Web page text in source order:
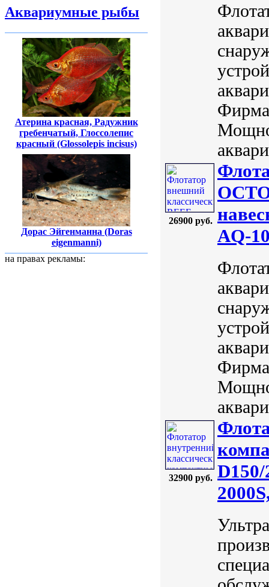
Аквариумные рыбы
Атерина красная, Радужник
гребенчатый, Глоссолепис
красный (Glossolepis incisus)
Дорас Эйгенманна (Doras
eigenmanni)
на правах рекламы:
26900 руб.
AQ-
32900 руб.